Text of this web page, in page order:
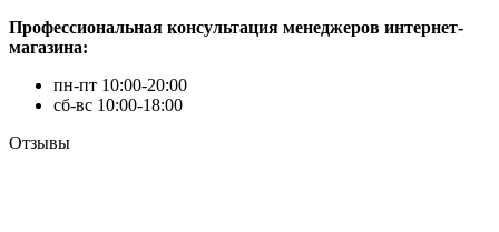
Профессиональная консультация менеджеров интернет-
магазина:
пн-пт 10:00-20:00
сб-вс 10:00-18:00
Отзывы